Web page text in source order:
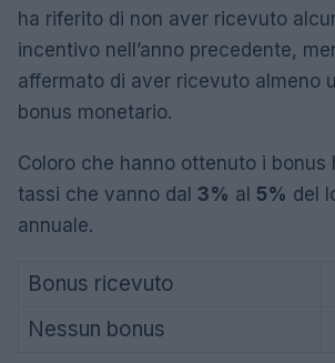
ha riferito di non aver ricevuto
incentivo nell’anno precedente,
affermato di aver ricevuto almeno
bonus monetario.
Coloro che hanno ottenuto i bonus
tassi che vanno dal 3% al 5% del
annuale.
Bonus ricevuto
Nessun bonus